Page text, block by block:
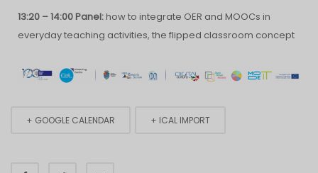
13:20 – 14:00 Panel: how to integrate OER and MOOCs in
everyday teaching activities, the flipped classroom concept
+ GOOGLE CALENDAR + ICAL IMPORT